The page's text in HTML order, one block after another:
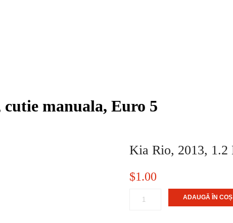
cutie manuala, Euro 5
Kia Rio, 2013, 1.2
$1.00
Cantitate
ADAUGĂ ÎN COȘ